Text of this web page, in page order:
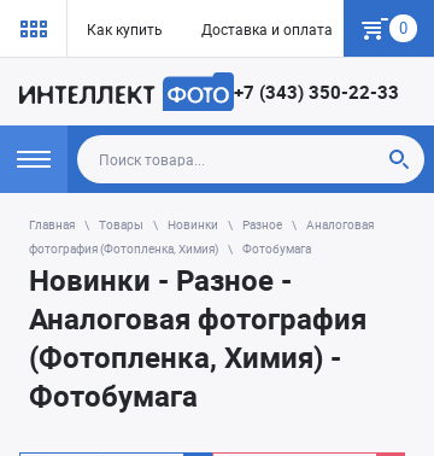
Как купить Доставка и оплата Гарантия
0
+7 (343) 350-22-33
Главная Товары Новинки Разное
Аналоговая
фотография (Фотопленка, Химия)
Фотобумага
Новинки - Разное -
Аналоговая фотография
(Фотопленка, Химия) -
Фотобумага